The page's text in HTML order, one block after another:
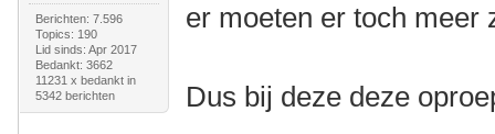
Berichten: 7.596
Topics: 190
Lid sinds: Apr 2017
Bedankt: 3662
11231 x bedankt in
5342 berichten
er moeten er toch meer
Dus bij deze deze